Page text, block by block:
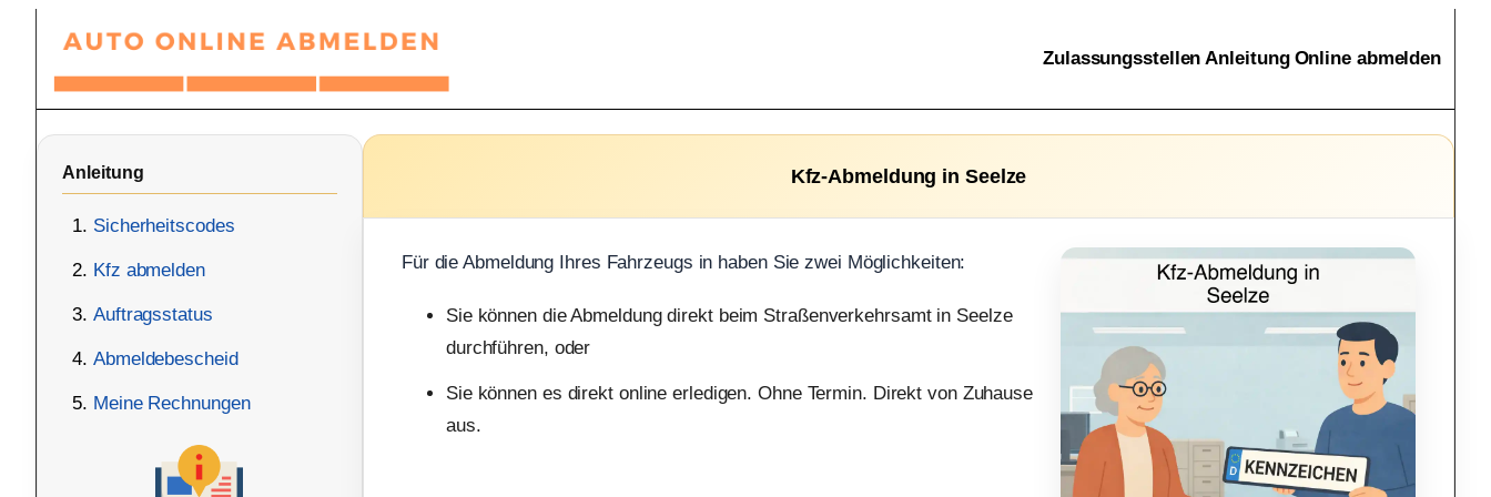
springen
Zulassungsstellen Anleitung Online abmelden
Anleitung
Sicherheitscodes
Kfz abmelden
Auftragsstatus
Abmeldebescheid
Meine Rechnungen
Kfz-Abmeldung in Seelze
Für die Abmeldung Ihres Fahrzeugs in haben Sie zwei Möglichkeiten:
Sie können die Abmeldung direkt beim Straßenverkehrsamt in Seelze
durchführen, oder
Sie können es direkt online erledigen. Ohne Termin. Direkt von Zuhause
aus.